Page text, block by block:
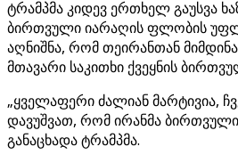
ტრამპმა კიდევ ერთხელ გაუსვა
ბირთვული იარაღის ფლობის
აღნიშნა, რომ თეირანთან
მთავარი საკითხი ქვეყნის
„ყველაფერი ძალიან მარტივია,
დავუშვათ, რომ ირანმა
განაცხადა ტრამპმა.